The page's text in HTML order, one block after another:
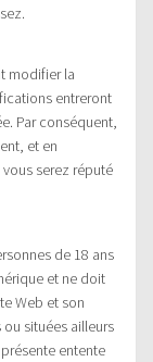
modifier la
entreront
Par conséquent,
et en
vous serez réputé
de 18 ans
et ne doit
Web et son
situées ailleurs
entente